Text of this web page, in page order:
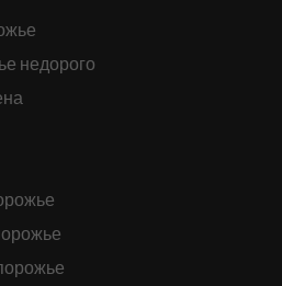
недорого